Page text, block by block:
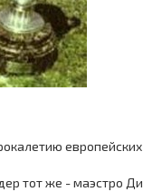
европейских
тот же - маэстро Ди